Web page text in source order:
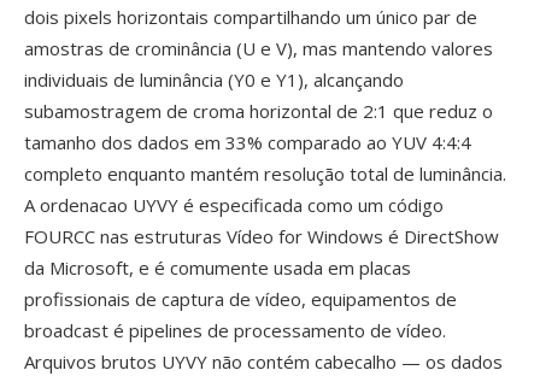
dois pixels horizontais compartilhando um único par de
amostras de crominância (U e V), mas mantendo valores
individuais de luminância (Y0 e Y1), alcançando
subamostragem de croma horizontal de 2:1 que reduz o
tamanho dos dados em 33% comparado ao YUV 4:4:4
completo enquanto mantém resolução total de luminância.
A ordenacao UYVY é especificada como um código
FOURCC nas estruturas Vídeo for Windows é DirectShow
da Microsoft, e é comumente usada em placas
profissionais de captura de vídeo, equipamentos de
broadcast é pipelines de processamento de vídeo.
Arquivos brutos UYVY não contém cabecalho — os dados